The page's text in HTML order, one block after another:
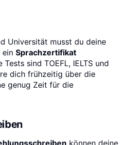
Universität musst du deine
ein Sprachzertifikat
sind TOEFL, IELTS und
dich frühzeitig über die
genug Zeit für die
können deine